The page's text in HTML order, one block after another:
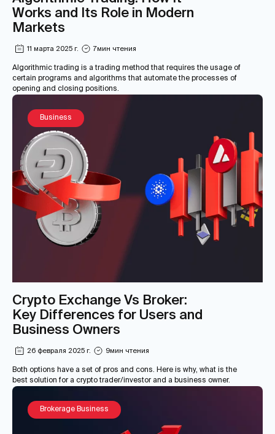
11 марта 2025 г. 7мин чтения
Works and Its Role in Modern
Markets
Algorithmic trading is a trading method that requires the usage of
certain programs and algorithms that automate the processes of
opening and closing positions.
Business
26 февраля 2025 г. 9мин чтения
Crypto Exchange Vs Broker:
Key Differences for Users and
Business Owners
Both options have a set of pros and cons. Here is why, what is the
best solution for a crypto trader/investor and a business owner.
Brokerage Business